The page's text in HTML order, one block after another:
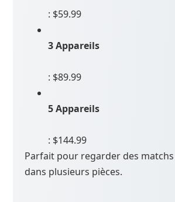
: $59.99
3 Appareils
: $89.99
5 Appareils
: $144.99
Parfait pour regarder des
dans plusieurs pièces.